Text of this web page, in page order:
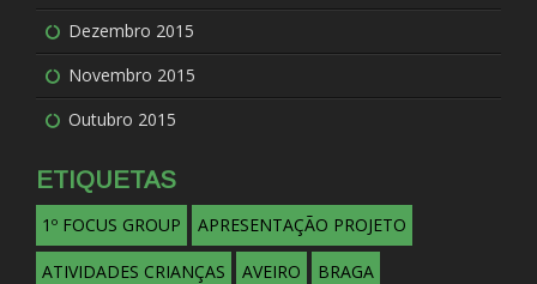
Dezembro 2015
Novembro 2015
Outubro 2015
ETIQUETAS
1º FOCUS GROUP APRESENTAÇÃO PROJETO
ATIVIDADES CRIANÇAS AVEIRO BRAGA